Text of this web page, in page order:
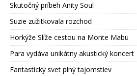
Skutočný príbeh Anity Soul
Suzie zužitkovala rozchod
Horkýže Slíže cestou na Monte Mabu
Para vydáva unikátny akustický koncert
Fantastický svet plný tajomstiev